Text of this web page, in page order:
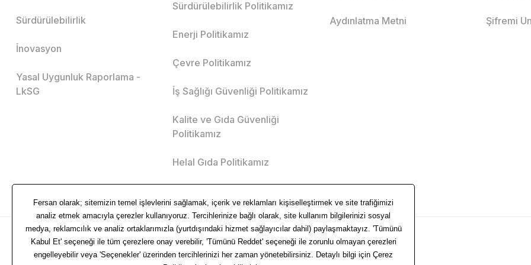
Sürdürülebilirlik
İnovasyon
Yasal Uygunluk Raporlama -
LkSG
Sürdürülebilirlik Politikamız
Enerji Politikamız
Çevre Politikamız
İş Sağlığı Güvenliği Politikamız
Kalite ve Gıda Güvenliği
Politikamız
Helal Gıda Politikamız
Aydınlatma Metni Şifremi